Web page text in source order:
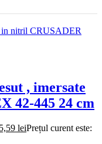
, imersate
42-445 24 cm
leiPrețul curent este: